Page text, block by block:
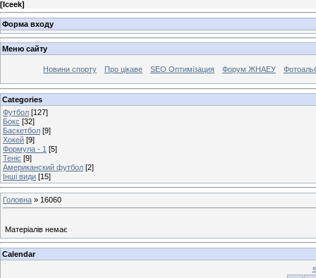
[Iceek]
Форма входу
Меню сайту
Новини спорту Про цікаве SEO Оптимізация Форум ЖНАЕУ
Categories
Футбол [127]
Бокс [32]
Баскетбол [9]
Хокей [9]
Формула - 1 [5]
Теніс [9]
Американский футбол [2]
Інші види [15]
Головна » 16060
Матеріалів немає
Calendar
«